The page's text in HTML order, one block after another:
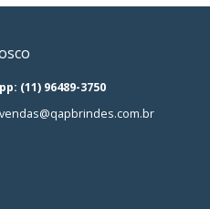
(11) 96489-3750
vendas@qapbrindes.com.br